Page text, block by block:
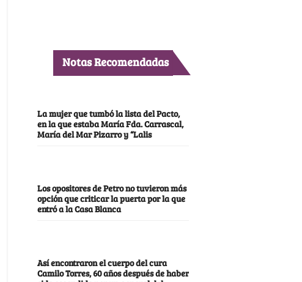
Notas Recomendadas
La mujer que tumbó la lista del Pacto,
en la que estaba María Fda. Carrascal,
María del Mar Pizarro y “Lalis
Los opositores de Petro no tuvieron más
opción que criticar la puerta por la que
entró a la Casa Blanca
Así encontraron el cuerpo del cura
Camilo Torres, 60 años después de haber